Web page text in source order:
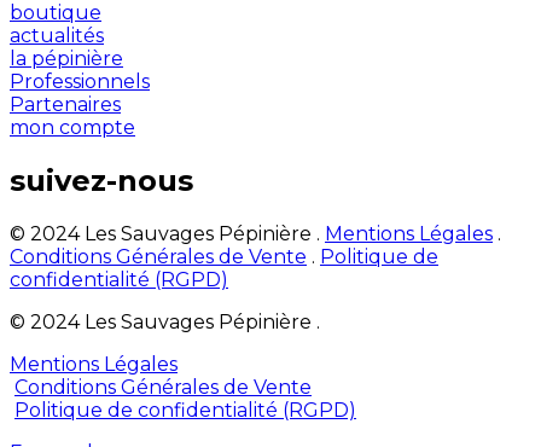
boutique
actualités
la pépinière
Professionnels
Partenaires
mon compte
suivez-nous
© 2024 Les Sauvages Pépinière . Mentions Légales .
Conditions Générales de Vente . Politique de
confidentialité (RGPD)
© 2024 Les Sauvages Pépinière .
Mentions Légales
Conditions Générales de Vente
Politique de confidentialité (RGPD)